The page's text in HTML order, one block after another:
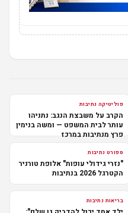
פוליטיקה נתיבות
הקרב על משבצת הנגב: נתניהו
עותר לבית המשפט — ומשה בנימין
פרץ מנתיבות במרכז
ספורט נתיבות
"נזרי גידולי עופות" אלופת טורניר
הקטרגל 2026 בנתיבות
בריאות נתיבות